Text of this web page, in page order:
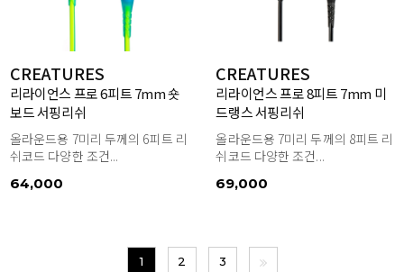
CREATURES
리라이언스 프로 6피트 7mm 숏
보드 서핑리쉬
올라운드용 7미리 두께의 6피트 리
쉬코드 다양한 조건...
64,000
CREATURES
리라이언스 프로 8피트 7mm 미
드랭스 서핑리쉬
올라운드용 7미리 두께의 8피트 리
쉬코드 다양한 조건...
69,000
1 2 3